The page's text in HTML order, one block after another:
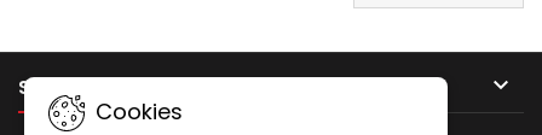
SU CUENTA 
Cookies